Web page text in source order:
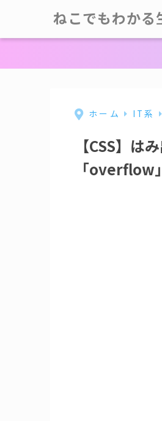
ねこでもわかる
ホーム IT系
【CSS】は
「overflow